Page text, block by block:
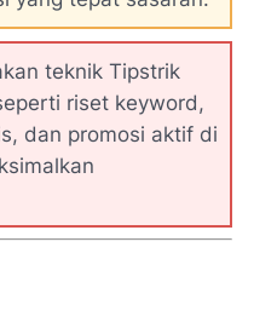
teknik Tipstrik
riset keyword,
dan promosi aktif di